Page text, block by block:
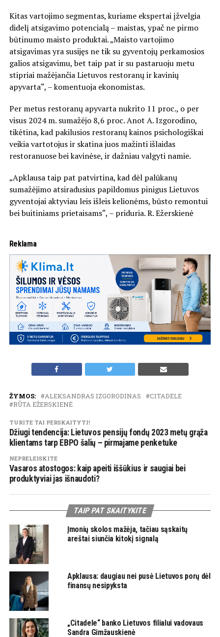
Kitas vartojimo segmentas, kuriame ekspertai įžvelgia
didelį atsigavimo potencialą – maistas, ypač ne pirmo
būtinumo maisto produktai. „Maisto vartojimo
atsigavimas yra susijęs ne tik su gyventojų perkamosios
galios atsigavimu, bet taip pat ir su pastaruoju metu
stipriai mažėjančia Lietuvos restoranų ir kavinių
apyvarta“, – komentuoja ekonomistas.
Per metus restoranų apyvarta nukrito 11 proc., o per
visus 2024 m. sumažėjo 8,6 proc. Anot A. Izgorodino,
tikėtina, kad pakilusios restoranų kainos psichologiškai
veikia vartotojus ir skatina juos mažinti išlaidas
restoranuose bei kavinėse, ir dažniau valgyti namie.
„Apklausa taip pat patvirtina, kad dėl palūkanų
sumažėjimo atsiradusius papildomus pinigus Lietuvos
gyventojai aktyviau leis išleis kelionėms, būsto remontui
bei buitiniams prietaisams“, – priduria. R. Ežerskienė
Reklama
ŽYMOS: ALEKSANDRAS IZGORODINAS
CITADELE
RŪTA EŽERSKIENĖ
TURITE TAI PERSKAITYTI!
Džiugi tendencija: Lietuvos pensijų fondų 2023 metų grąža
klientams tarp EBPO šalių – pirmajame penketuke
NEPRELEISKITE
Vasaros atostogos: kaip apeiti iššūkius ir saugiai bei
produktyviai jas išnaudoti?
TAIP PAT SKAITYKITE
Įmonių skolos mažėja, tačiau sąskaitų
areštai siunčia kitokį signalą
Apklausa: daugiau nei pusė Lietuvos porų dėl
finansų nesipyksta
„Citadele“ banko Lietuvos filialui vadovaus
Sandra Gimžauskienė